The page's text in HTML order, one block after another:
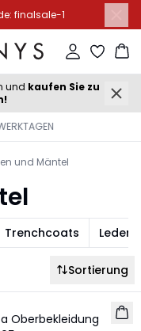
finalsale-1
Einloggen
und kaufen Sie zu
und Mäntel
Trenchcoats
Sortierung
Oberbekleidung